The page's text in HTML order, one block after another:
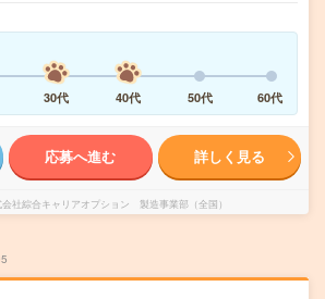
30代 40代 50代 60代
応募へ進む 詳しく見る
社綜合キャリアオプション 製造事業部（全国）